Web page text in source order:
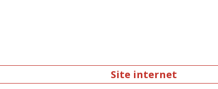
Site internet